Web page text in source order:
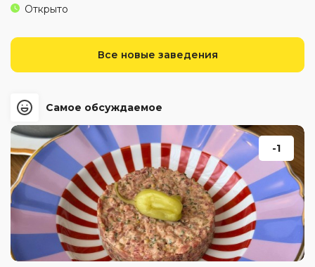
Открыто
Все новые заведения
Самое обсуждаемое
-1